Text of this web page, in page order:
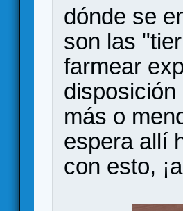
dónde se
son las
farmear
más o
espera allí
con esto,